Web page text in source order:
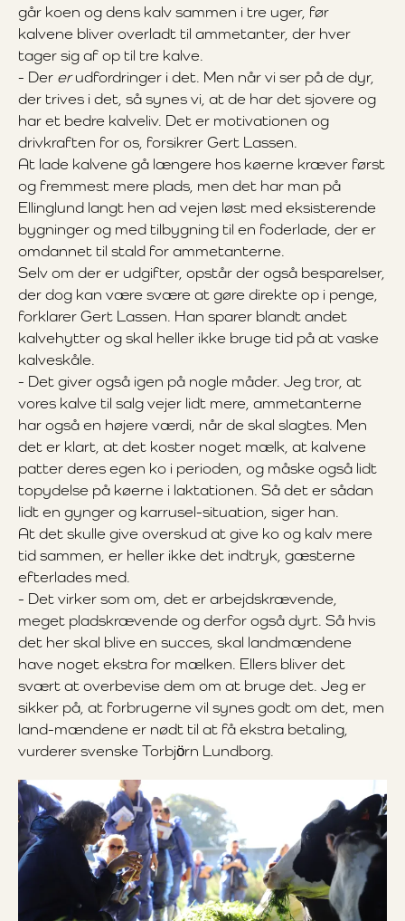
går koen og dens kalv sammen i tre uger, før
kalvene bliver overladt til ammetanter, der hver
tager sig af op til tre kalve.
- Der erudfordringer i det. Men når vi ser på de dyr,
der trives i det, så synes vi, at de har det sjovere og
har et bedre kalveliv. Det er motivationen og
drivkraften for os, forsikrer Gert Lassen.
At lade kalvene gå længere hos køerne kræver først
og fremmest mere plads, men det har man på
Ellinglund langt hen ad vejen løst med eksisterende
bygninger og med tilbygning til en foderlade, der er
omdannet til stald for ammetanterne.
Selv om der er udgifter, opstår der også besparelser,
der dog kan være svære at gøre direkte op i penge,
forklarer Gert Lassen. Han sparer blandt andet
kalvehytter og skal heller ikke bruge tid på at vaske
kalveskåle.
- Det giver også igen på nogle måder. Jeg tror, at
vores kalve til salg vejer lidt mere, ammetanterne
har også en højere værdi, når de skal slagtes. Men
det er klart, at det koster noget mælk, at kalvene
patter deres egen ko i perioden, og måske også lidt
topydelse på køerne i laktationen. Så det er sådan
lidt en gynger og karrusel-situation, siger han.
At det skulle give overskud at give ko og kalv mere
tid sammen, er heller ikke det indtryk, gæsterne
efterlades med.
- Det virker som om, det er arbejdskrævende,
meget pladskrævende og derfor også dyrt. Så hvis
det her skal blive en succes, skal landmændene
have noget ekstra for mælken. Ellers bliver det
svært at overbevise dem om at bruge det. Jeg er
sikker på, at forbrugerne vil synes godt om det, men
land-mændene er nødt til at få ekstra betaling,
vurderer svenske Torbjörn Lundborg.